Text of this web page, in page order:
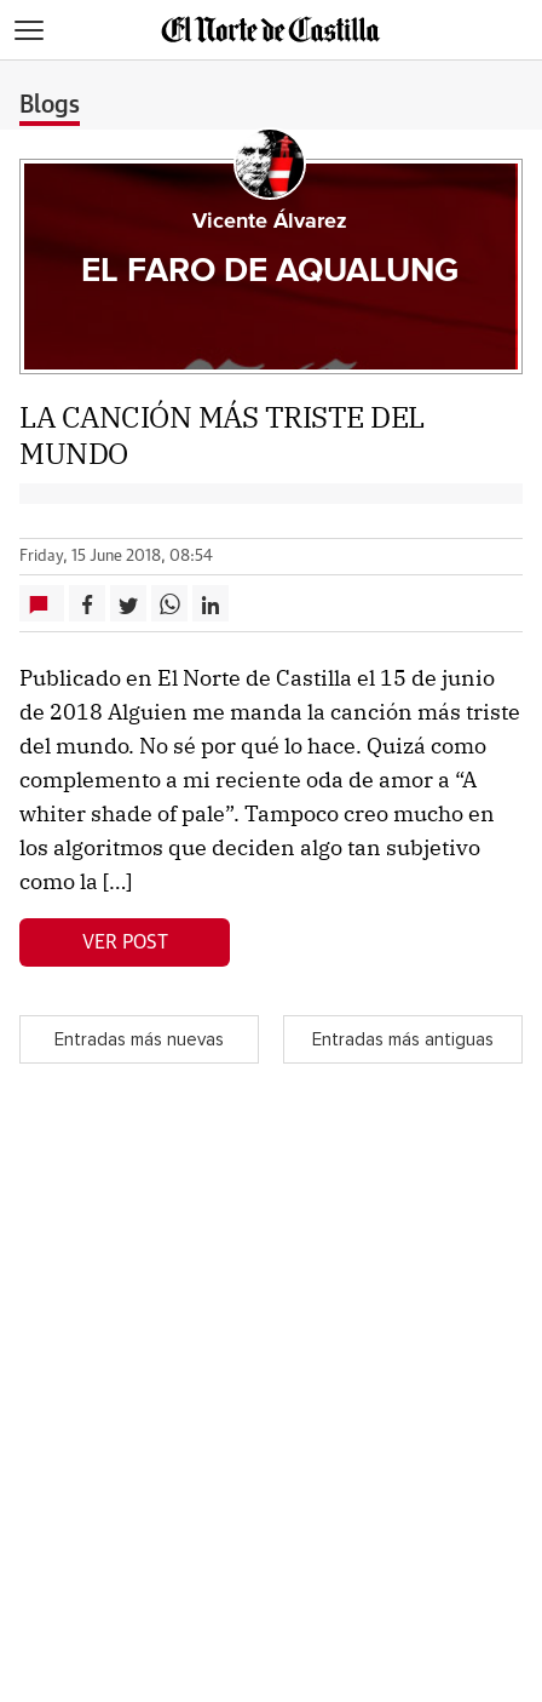
Blogs
Vicente Álvarez
EL FARO DE AQUALUNG
LA CANCIÓN MÁS TRISTE DEL
MUNDO
Friday, 15 June 2018, 08:54
Publicado en El Norte de Castilla el 15 de junio
de 2018 Alguien me manda la canción más triste
del mundo. No sé por qué lo hace. Quizá como
complemento a mi reciente oda de amor a “A
whiter shade of pale”. Tampoco creo mucho en
los algoritmos que deciden algo tan subjetivo
como la […]
VER POST
Entradas más nuevas Entradas más antiguas